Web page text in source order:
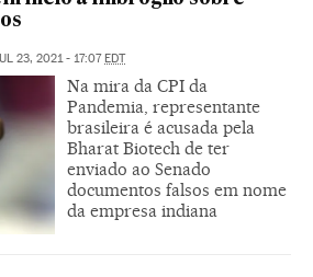
23, 2021 - 17:07 EDT
Na mira da CPI da
Pandemia, representante
brasileira é acusada pela
Bharat Biotech de ter
enviado ao Senado
documentos falsos em nome
da empresa indiana